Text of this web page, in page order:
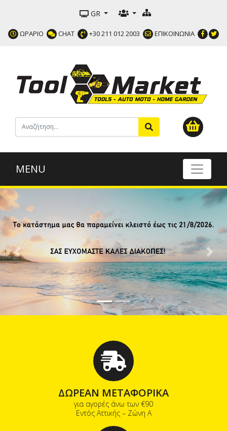
GR
ΩΡΑΡΙΟ CHAT +30 211 012 2003 ΕΠΙΚΟΙΝΩΝΙΑ
MENU
Previous Next
ΔΩΡΕΑΝ ΜΕΤΑΦΟΡΙΚΑ
για αγορές άνω των €90
Εντός Αττικής – Ζώνη Α